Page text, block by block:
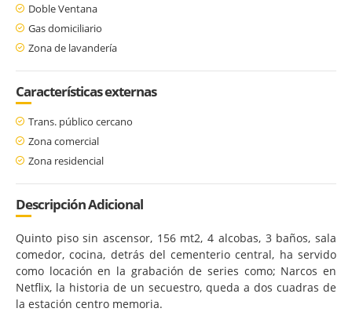
Doble Ventana
Gas domiciliario
Zona de lavandería
Características externas
Trans. público cercano
Zona comercial
Zona residencial
Descripción Adicional
Quinto piso sin ascensor, 156 mt2, 4 alcobas, 3 baños, sala
comedor, cocina, detrás del cementerio central, ha servido
como locación en la grabación de series como; Narcos en
Netflix, la historia de un secuestro, queda a dos cuadras de
la estación centro memoria.